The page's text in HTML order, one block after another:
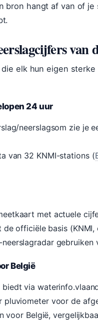
bron hangt af van of
van
elk hun eigen
24 uur
neerslagsom zie je
van 32 KNMI-stations (
met actuele
officiële basis
gebruiken
België
biedt via
pluviometer voor de
voor België,